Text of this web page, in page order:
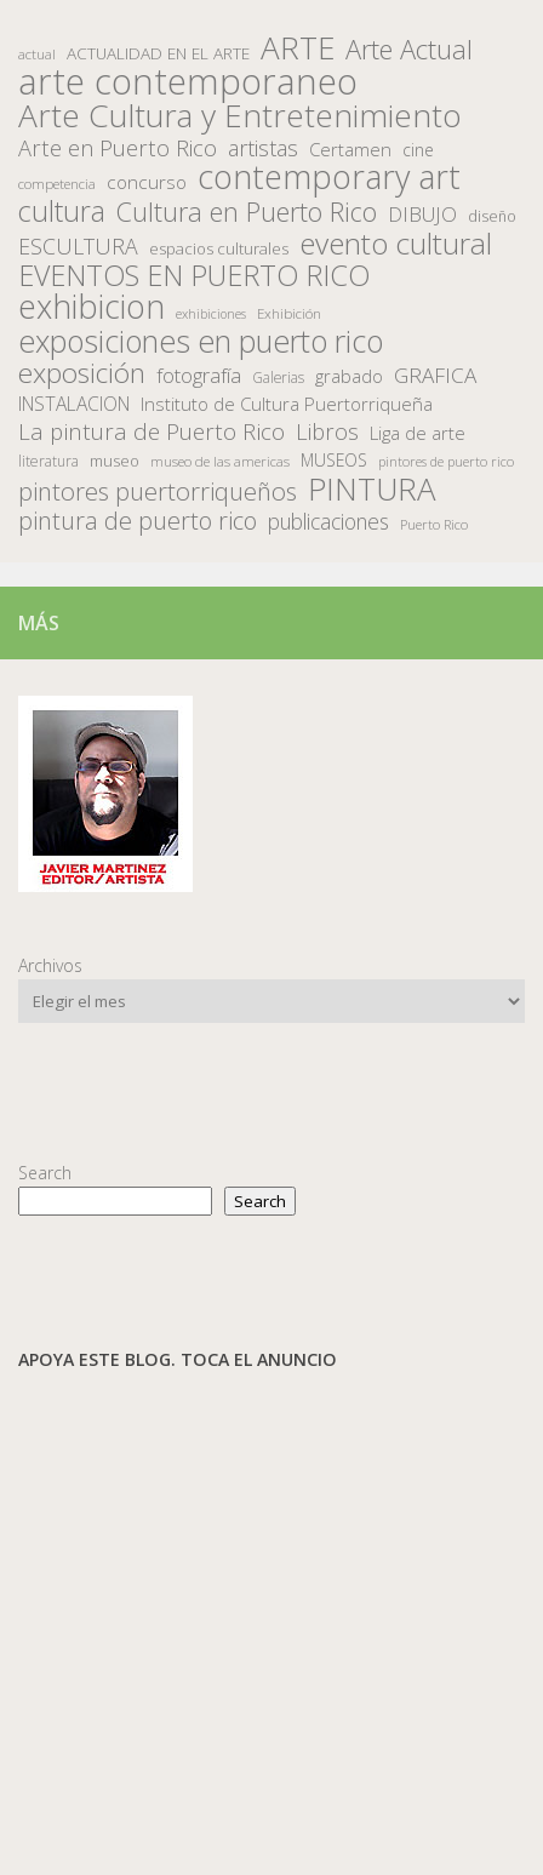
actual ACTUALIDAD EN EL ARTE ARTE Arte Actual
arte contemporaneo
Arte Cultura y Entretenimiento
Arte en Puerto Rico artistas Certamen cine
competencia concurso contemporary art
cultura Cultura en Puerto Rico DIBUJO diseño
ESCULTURA espacios culturales evento cultural
EVENTOS EN PUERTO RICO
exhibicion exhibiciones Exhibición
exposiciones en puerto rico
exposición fotografía Galerias grabado GRAFICA
INSTALACION Instituto de Cultura Puertorriqueña
La pintura de Puerto Rico Libros Liga de arte
literatura museo museo de las americas MUSEOS pintores de puerto rico
pintores puertorriqueños PINTURA
pintura de puerto rico publicaciones Puerto Rico
MÁS
Archivos
Search
Search
APOYA ESTE BLOG. TOCA EL ANUNCIO